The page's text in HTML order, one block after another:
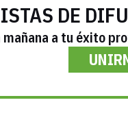
DE
a tu éxito